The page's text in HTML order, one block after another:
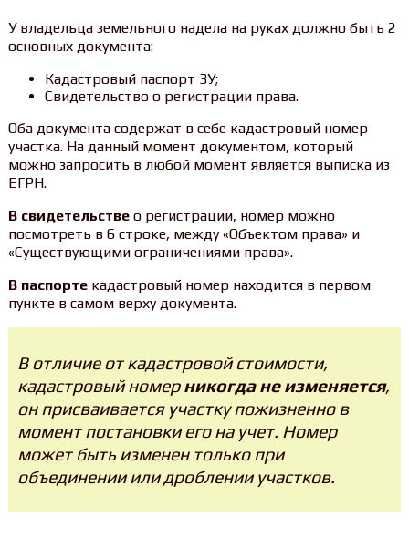
У владельца земельного надела на руках должно быть 2
основных документа:
Кадастровый паспорт ЗУ;
Свидетельство о регистрации права.
Оба документа содержат в себе кадастровый номер
участка. На данный момент документом, который
можно запросить в любой момент является выписка из
ЕГРН.
В свидетельствео регистрации, номер можно
посмотреть в 6 строке, между «Объектом права» и
«Существующими ограничениями права».
В паспортекадастровый номер находится в первом
пункте в самом верху документа.
В отличие от кадастровой стоимости,
кадастровый номерникогда не изменяется,
он присваивается участку пожизненно в
момент постановки его на учет. Номер
может быть изменен только при
объединении или дроблении участков.